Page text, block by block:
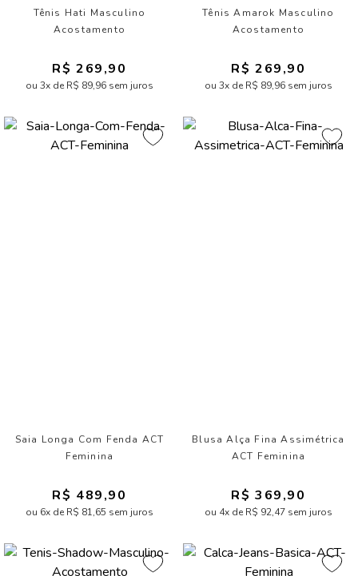
Tênis Hati Masculino
Acostamento
R$ 269,90
ou 3x de R$ 89,96 sem juros
Tênis Amarok Masculino
Acostamento
R$ 269,90
ou 3x de R$ 89,96 sem juros
Saia Longa Com Fenda ACT
Feminina
R$ 489,90
ou 6x de R$ 81,65 sem juros
Blusa Alça Fina Assimétrica
ACT Feminina
R$ 369,90
ou 4x de R$ 92,47 sem juros